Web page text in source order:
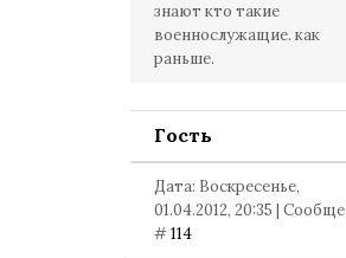
знают кто такие
военнослужащие. как
раньше.
Гость
Дата: Воскресенье,
01.04.2012, 20:35 |
#114